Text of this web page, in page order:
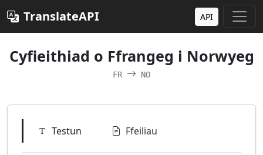
TranslateAPI API
Cyfieithiad o Ffrangeg i Norwyeg
FR NO
Testun Ffeiliau